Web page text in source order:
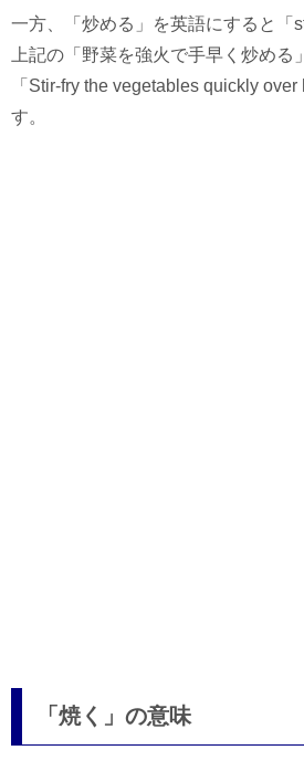
一方、「炒める」を英語にすると「
上記の「野菜を強火で手早く炒める
「Stir-fry the vegetables quickly
す。
「焼く」の意味